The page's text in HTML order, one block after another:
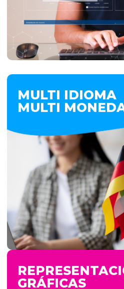
MULTI IDIOMA
MULTI
Cada usuario de
información en
adaptándose
necesidades de
internacionales.
mejora la experiencia
que trabajan
GRÁFICAS